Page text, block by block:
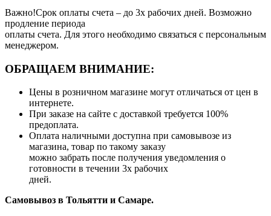
Важно!Срок оплаты счета – до 3х рабочих дней. Возможно
продление периода
оплаты счета. Для этого необходимо связаться с персональным
менеджером.
ОБРАЩАЕМ ВНИМАНИЕ:
Цены в розничном магазине могут отличаться от цен в
интернете.
При заказе на сайте с доставкой требуется 100%
предоплата.
Оплата наличными доступна при самовывозе из
магазина, товар по такому заказу
можно забрать после получения уведомления о
готовности в течении 3х рабочих
дней.
Самовывоз в Тольятти и Самаре.